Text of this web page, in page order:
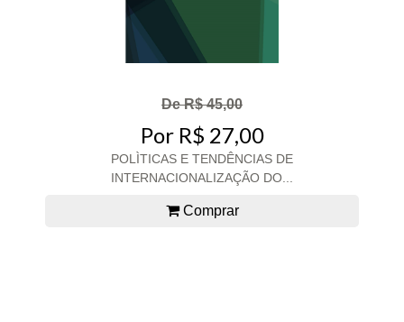
De R$ 45,00
Por R$ 27,00
POLÌTICAS E TENDÊNCIAS DE
INTERNACIONALIZAÇÃO DO...
Comprar